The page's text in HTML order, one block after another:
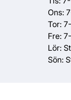
Ons:
Tor:
Fre:
Lör:
Sön: